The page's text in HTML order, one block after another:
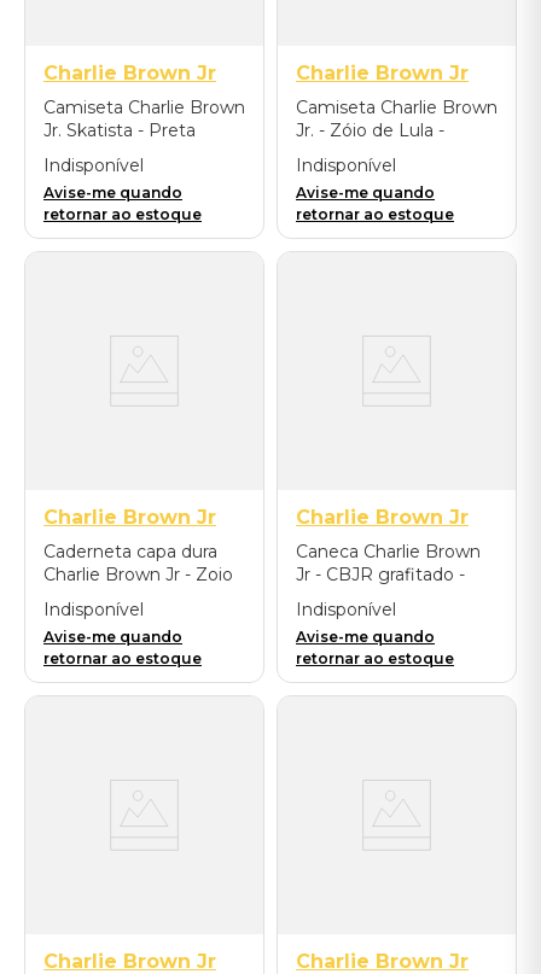
Charlie Brown Jr
Camiseta Charlie Brown
Jr. Skatista - Preta
Indisponível
Avise-me quando
retornar ao estoque
Charlie Brown Jr
Camiseta Charlie Brown
Jr. - Zóio de Lula -
Branca
Indisponível
Avise-me quando
retornar ao estoque
Charlie Brown Jr
Caderneta capa dura
Charlie Brown Jr - Zoio
de Lula
Indisponível
Avise-me quando
retornar ao estoque
Charlie Brown Jr
Caneca Charlie Brown
Jr - CBJR grafitado -
Preta
Indisponível
Avise-me quando
retornar ao estoque
Charlie Brown Jr Charlie Brown Jr